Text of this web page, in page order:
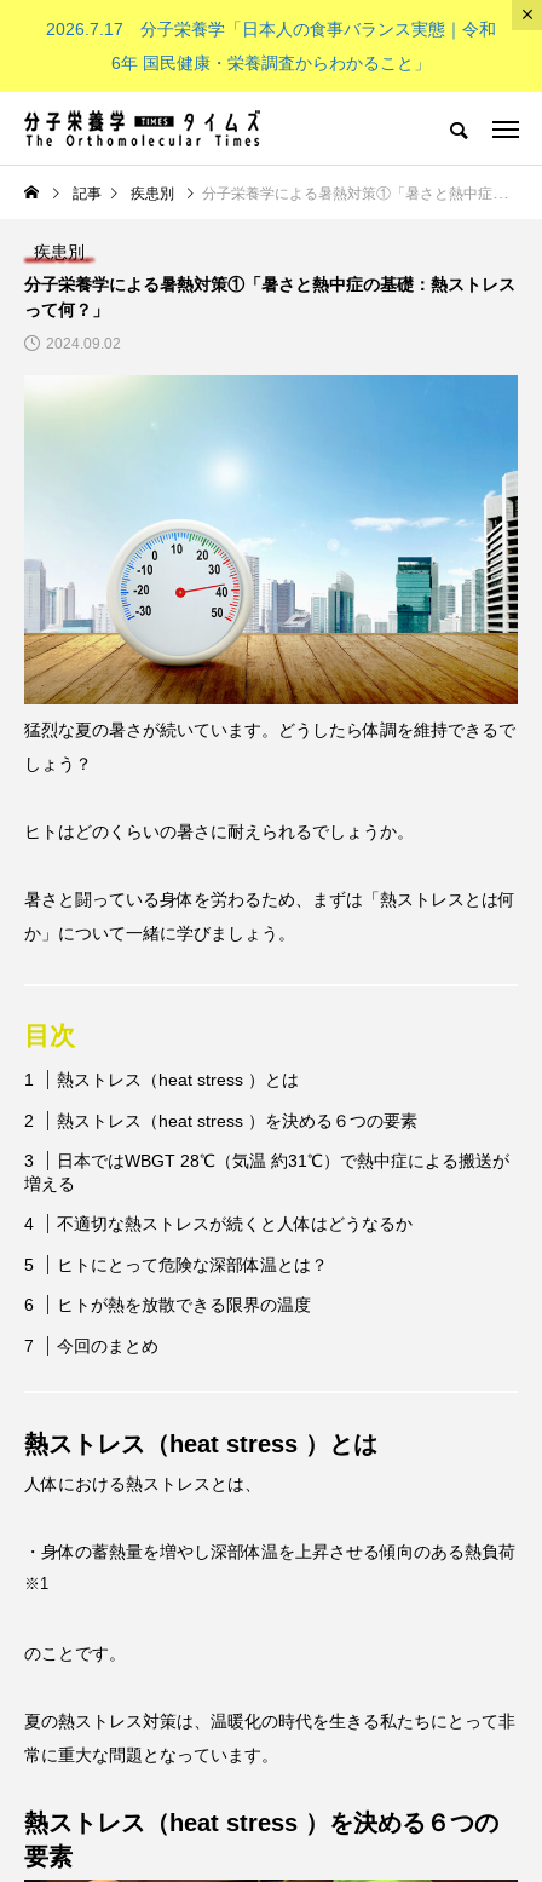
The Orthomolecular Times
分子栄養学とは 子供（成長期）
NEW POST
分子栄養学とは
eko’s method）とは？血液デー
タ解析に基づく個別化栄養療法」
2026.01.16
子供の栄養「現代の子どもたち
必要なビタミンB群：その重要
と効果的な摂取方法」
2024.08.26
TAG LIST
CoQ10 DHA EPA α-リポ酸
αリポ酸
オメガ3・EPA・DHA カリウム カルシウム
タンパク質 ナイアシン
ビタミンB
ビタミンC ビタミンD
プロバイオティクス
亜鉛、銅 亜鉛・銅 免疫
微量ミネラル
貧血 貧血 鉄 貧血鉄 酵素
2026.7.17 分子栄養学「日本人の食事バランス実態｜令和
6年 国民健康・栄養調査からわかること」
記事 疾患別 分子栄養学による暑熱対策①「暑さと熱中症の基礎：熱ストレスって何？」
疾患別
分子栄養学による暑熱対策①「暑さと熱中症の基礎：熱ストレス
って何？」
2024.09.02
猛烈な夏の暑さが続いています。どうしたら体調を維持できるで
しょう？
ヒトはどのくらいの暑さに耐えられるでしょうか。
暑さと闘っている身体を労わるため、まずは「熱ストレスとは何
か」について一緒に学びましょう。
目次
熱ストレス（heat stress ）とは
熱ストレス（heat stress ）を決める６つの要素
日本ではWBGT 28℃（気温 約31℃）で熱中症による搬送が
増える
不適切な熱ストレスが続くと人体はどうなるか
ヒトにとって危険な深部体温とは？
ヒトが熱を放散できる限界の温度
今回のまとめ
熱ストレス（heat stress ）とは
人体における熱ストレスとは、
・身体の蓄熱量を増やし深部体温を上昇させる傾向のある熱負荷
※1
のことです。
夏の熱ストレス対策は、温暖化の時代を生きる私たちにとって非
常に重大な問題となっています。
熱ストレス（heat stress ）を決める６つの
要素